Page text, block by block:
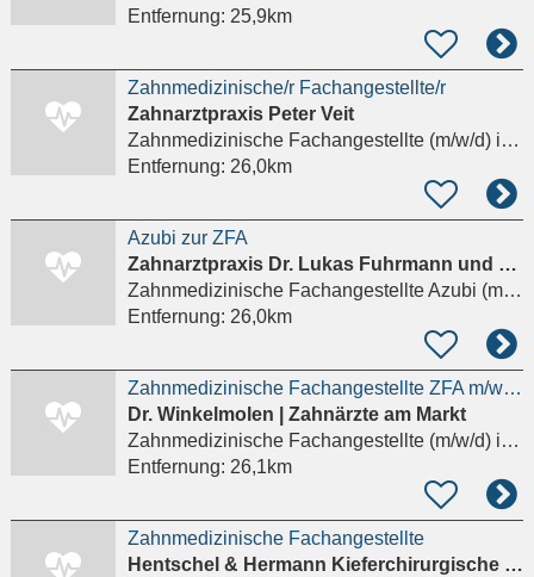
Entfernung: 25,9km
Zahnmedizinische/r Fachangestellte/r
Zahnarztpraxis Peter Veit
Zahnmedizinische Fachangestellte (m/w/d)in Lichtenstein/Sachsen
Entfernung: 26,0km
Azubi zur ZFA
Zahnarztpraxis Dr. Lukas Fuhrmann und Kollegen
Zahnmedizinische Fachangestellte Azubi (m/w/d)
Entfernung: 26,0km
Zahnmedizinische Fachangestellte ZFA m/w/d in Limbach
Dr. Winkelmolen | Zahnärzte am Markt
Zahnmedizinische Fachangestellte (m/w/d)in Limbach-Oberfrohna
Entfernung: 26,1km
Zahnmedizinische Fachangestellte
Hentschel & Hermann Kieferchirurgische Praxen am Schwanenteich